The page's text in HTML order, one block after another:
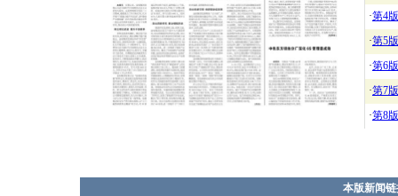
·第4版
·第5版
·第6版
·第7版
·第8版
本版新闻